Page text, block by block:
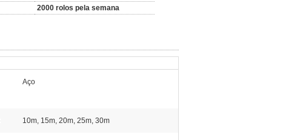
2000 rolos pela semana
Aço
10m, 15m, 20m, 25m, 30m